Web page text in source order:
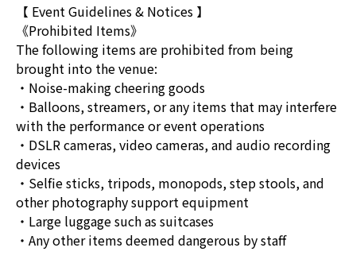
【 Event Guidelines & Notices 】
《Prohibited Items》
The following items are prohibited from being
brought into the venue:
・Noise-making cheering goods
・Balloons, streamers, or any items that may interfere
with the performance or event operations
・DSLR cameras, video cameras, and audio recording
devices
・Selfie sticks, tripods, monopods, step stools, and
other photography support equipment
・Large luggage such as suitcases
・Any other items deemed dangerous by staff